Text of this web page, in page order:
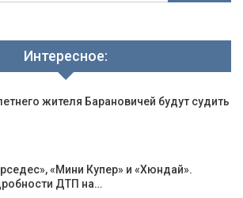
Интересное:
жителя Барановичей будут судить
«Мини Купер» и «Хюндай».
ДТП на…